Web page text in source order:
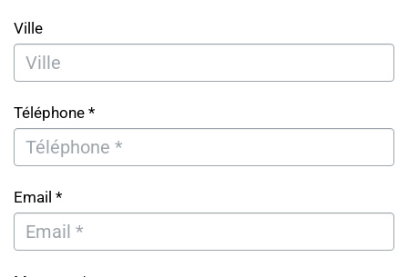
Ville
Téléphone *
Email *